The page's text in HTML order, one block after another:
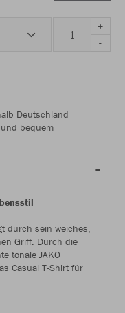
+
-
Deutschland
bequem
durch sein weiches,
Griff. Durch die
tonale JAKO
Casual T-Shirt für